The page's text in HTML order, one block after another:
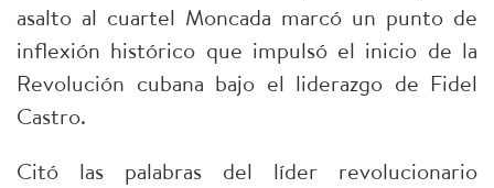
asalto al cuartel Moncada marcó un punto de
inflexión histórico que impulsó el inicio de la
Revolución cubana bajo el liderazgo de Fidel
Castro.
Citó las palabras del líder revolucionario